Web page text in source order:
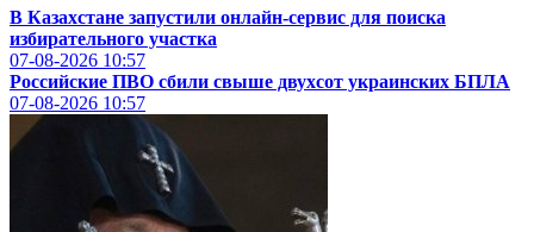
В Казахстане запустили онлайн-сервис для поиска
избирательного участка
07-08-2026 10:57
Российские ПВО сбили свыше двухсот украинских БПЛА
07-08-2026 10:57